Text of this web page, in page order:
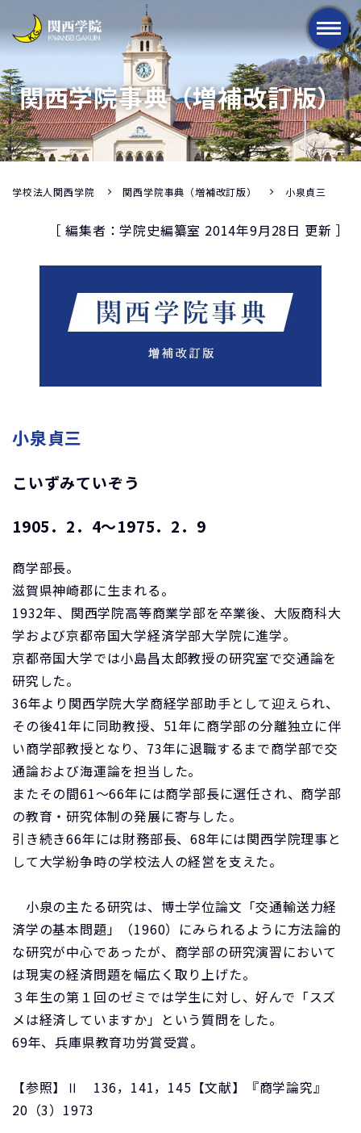
メニュー
関西学院事典（増補改訂版）
学校法人関西学院 関西学院事典（増補改訂版） 小泉貞三
［ 編集者：学院史編纂室 2014年9月28日 更新 ］
小泉貞三
こいずみていぞう
1905．2．4～1975．2．9
商学部長。
滋賀県神崎郡に生まれる。
1932年、関西学院高等商業学部を卒業後、大阪商科大
学および京都帝国大学経済学部大学院に進学。
京都帝国大学では小島昌太郎教授の研究室で交通論を
研究した。
36年より関西学院大学商経学部助手として迎えられ、
その後41年に同助教授、51年に商学部の分離独立に伴
い商学部教授となり、73年に退職するまで商学部で交
通論および海運論を担当した。
またその間61～66年には商学部長に選任され、商学部
の教育・研究体制の発展に寄与した。
引き続き66年には財務部長、68年には関西学院理事と
して大学紛争時の学校法人の経営を支えた。
小泉の主たる研究は、博士学位論文「交通輸送力経
済学の基本問題」（1960）にみられるように方法論的
な研究が中心であったが、商学部の研究演習において
は現実の経済問題を幅広く取り上げた。
３年生の第１回のゼミでは学生に対し、好んで「スズ
メは経済していますか」という質問をした。
69年、兵庫県教育功労賞受賞。
【参照】Ⅱ 136，141，145【文献】『商学論究』
20（3）1973